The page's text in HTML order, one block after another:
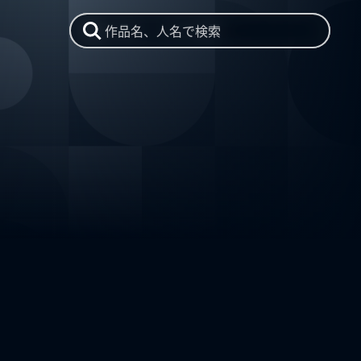
作品名、人名で検索